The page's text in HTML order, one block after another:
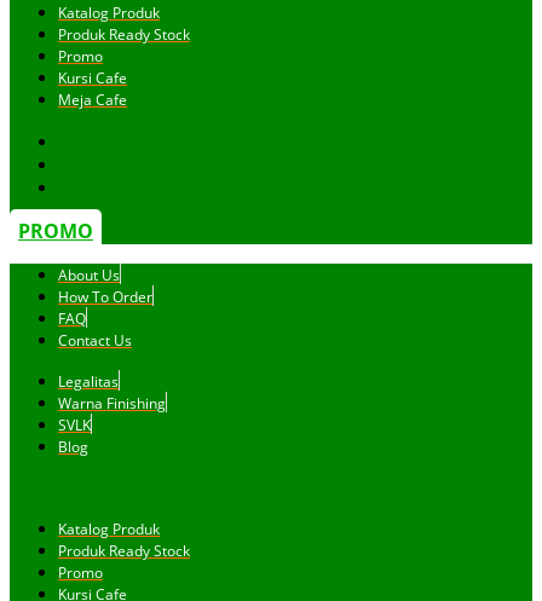
Katalog Produk
Produk Ready Stock
Promo
Kursi Cafe
Meja Cafe
PROMO
About Us
How To Order
FAQ
Contact Us
Legalitas
Warna Finishing
SVLK
Blog
Katalog Produk
Produk Ready Stock
Promo
Kursi Cafe